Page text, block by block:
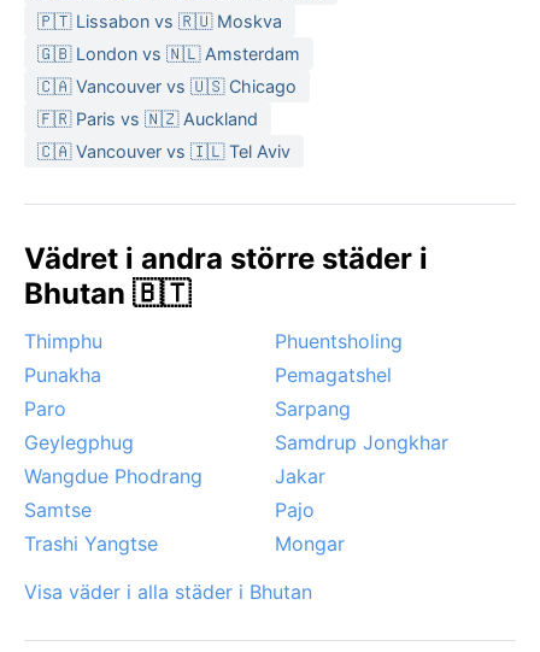
🇵🇹 Lissabon vs 🇷🇺 Moskva
🇬🇧 London vs 🇳🇱 Amsterdam
🇨🇦 Vancouver vs 🇺🇸 Chicago
🇫🇷 Paris vs 🇳🇿 Auckland
🇨🇦 Vancouver vs 🇮🇱 Tel Aviv
Vädret i andra större städer i
Bhutan 🇧🇹
Thimphu
Phuentsholing
Punakha
Pemagatshel
Paro
Sarpang
Geylegphug
Samdrup Jongkhar
Wangdue Phodrang
Jakar
Samtse
Pajo
Trashi Yangtse
Mongar
Visa väder i alla städer i Bhutan